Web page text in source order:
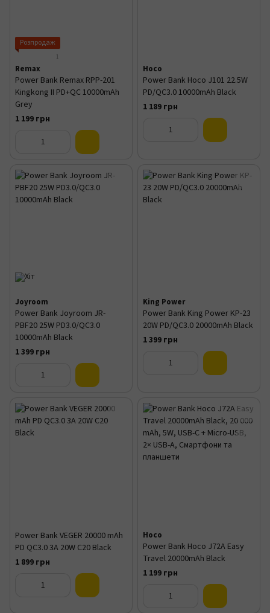
Розпродаж
1
Remax
Power Bank Remax RPP-201
Kingkong II PD+QC 10000mAh
Grey
1 199 грн
Hoco
Power Bank Hoco J101 22.5W
PD/QC3.0 10000mAh Black
1 189 грн
Joyroom
Power Bank Joyroom JR-
PBF20 25W PD3.0/QC3.0
10000mAh Black
1 399 грн
King Power
Power Bank King Power KP-23
20W PD/QC3.0 20000mAh Black
1 399 грн
Power Bank VEGER 20000 mAh
PD QC3.0 3A 20W C20 Black
1 899 грн
Hoco
Power Bank Hoco J72A Easy
Travel 20000mAh Black
1 199 грн